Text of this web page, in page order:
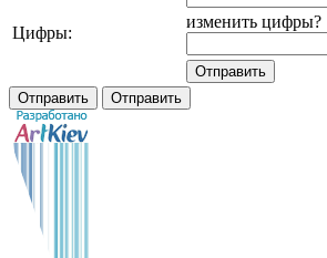
Цифры:
изменить цифры?